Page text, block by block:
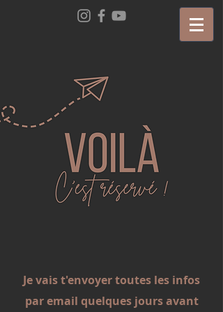
Je vais t'envoyer toutes les infos
par email quelques jours avant